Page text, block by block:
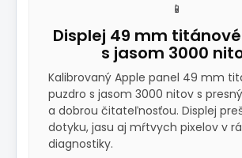
📱
Displej 49 mm
s jasom 3000
Kalibrovaný Apple panel 49 mm
puzdro s jasom 3000 nitov s
a dobrou čitateľnosťou. Displej
dotyku, jasu aj mŕtvych pixelov v
diagnostiky.